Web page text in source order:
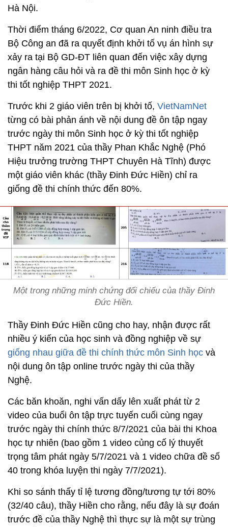
Hà Nội.
Thời điểm tháng 6/2022, Cơ quan An ninh điều tra
Bộ Công an đã ra quyết định khởi tố vụ án hình sự
xảy ra tại Bộ GD-ĐT liên quan đến việc xây dựng
ngân hàng câu hỏi và ra đề thi môn Sinh học ở kỳ
thi tốt nghiệp THPT 2021.
Trước khi 2 giáo viên trên bị khởi tố, VietNamNet
từng có bài phản ánh về nội dung đề ôn tập ngay
trước ngày thi môn Sinh học ở kỳ thi tốt nghiệp
THPT năm 2021 của thầy Phan Khắc Nghệ (Phó
Hiệu trưởng trường THPT Chuyên Hà Tĩnh) được
một giáo viên khác (thầy Đinh Đức Hiền) chỉ ra
giống đề thi chính thức đến 80%.
Một trong những minh chứng đối chiếu của thầy Đinh
Đức Hiền.
Thầy Đinh Đức Hiền cũng cho hay, nhận được rất
nhiều ý kiến của học sinh và đồng nghiệp về sự
giống nhau giữa đề thi chính thức môn Sinh học và
nội dung ôn tập online trước ngày thi của thầy
Nghệ.
Các băn khoăn, nghi vấn dấy lên xuất phát từ 2
video của buổi ôn tập trực tuyến cuối cùng ngay
trước ngày thi chính thức 8/7/2021 của bài thi Khoa
học tự nhiên (bao gồm 1 video củng cố lý thuyết
trọng tâm phát ngày 5/7/2021 và 1 video chữa đề số
40 trong khóa luyện thi ngày 7/7/2021).
Khi so sánh thấy tỉ lệ tương đồng/tương tự tới 80%
(32/40 câu), thầy Hiền cho rằng, nếu đây là sự đoán
trước đề của thầy Nghệ thì thực sự là một sự trùng